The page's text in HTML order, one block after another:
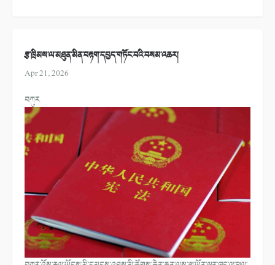
རྩ་ཁྲིམས་ལ་མཐུན་མིན་བརྟག་དཔྱད་གཏོང་བའི་བསམ་འཆར།
Apr 21, 2026
བཀུར